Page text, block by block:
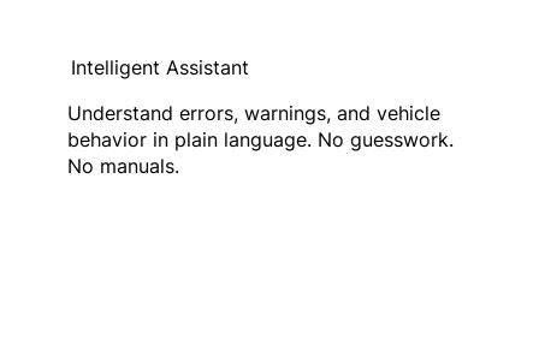
Intelligent Assistant
Understand errors, warnings, and vehicle
behavior in plain language. No guesswork.
No manuals.